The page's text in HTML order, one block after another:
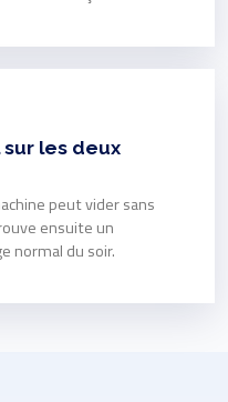
les deux
peut vider sans
ensuite un
normal du soir.